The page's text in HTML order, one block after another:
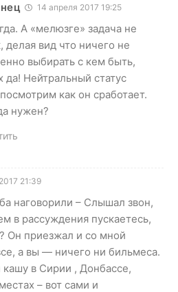
14 апреля 2017 19:25
А «мелюзге» задача не
делая вид что ничего не
выбирать с кем быть,
да! Нейтральный статус
как он сработает.
нужен?
21:39
наговорили – Слышал звон,
в рассуждения пускаетесь,
Он приезжал и со мной
а вы — ничего ни бильмеса.
кашу в Сирии , Донбассе,
– вот сами и